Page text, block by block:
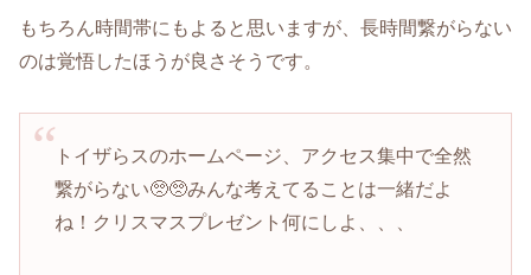
もちろん時間帯にもよると思いますが、長時間繋がらない
のは覚悟したほうが良さそうです。
トイザらスのホームページ、アクセス集中で全然
繋がらない🥺🥺みんな考えてることは一緒だよ
ね！クリスマスプレゼント何にしよ、、、